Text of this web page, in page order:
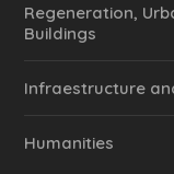
Regeneration,
Buildings
Infraestructure
Humanities